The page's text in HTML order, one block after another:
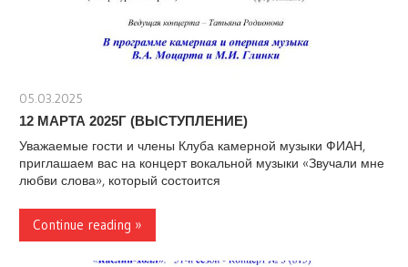
05.03.2025
12 МАРТА 2025Г (ВЫСТУПЛЕНИЕ)
Уважаемые гости и члены Клуба камерной музыки ФИАН,
приглашаем вас на концерт вокальной музыки «Звучали мне
любви слова», который состоится
Continue reading »